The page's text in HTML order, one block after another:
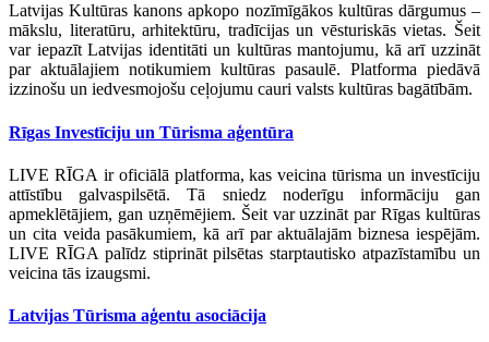
Latvijas Kultūras kanons apkopo nozīmīgākos kultūras dārgumus –
mākslu, literatūru, arhitektūru, tradīcijas un vēsturiskās vietas. Šeit
var iepazīt Latvijas identitāti un kultūras mantojumu, kā arī uzzināt
par aktuālajiem notikumiem kultūras pasaulē. Platforma piedāvā
izzinošu un iedvesmojošu ceļojumu cauri valsts kultūras bagātībām.
Rīgas Investīciju un Tūrisma aģentūra
LIVE RĪGA ir oficiālā platforma, kas veicina tūrisma un investīciju
attīstību galvaspilsētā. Tā sniedz noderīgu informāciju gan
apmeklētājiem, gan uzņēmējiem. Šeit var uzzināt par Rīgas kultūras
un cita veida pasākumiem, kā arī par aktuālajām biznesa iespējām.
LIVE RĪGA palīdz stiprināt pilsētas starptautisko atpazīstamību un
veicina tās izaugsmi.
Latvijas Tūrisma aģentu asociācija